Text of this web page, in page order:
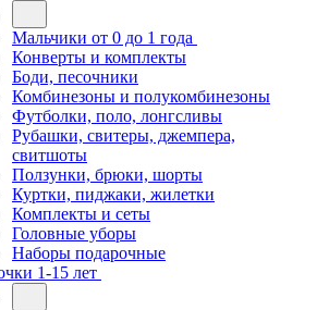
Мальчики от 0 до 1 года
Конверты и комплекты
Боди, песочники
Комбинезоны и полукомбинезоны
Футболки, поло, лонгсливы
Рубашки, свитеры, джемпера,
свитшоты
Ползунки, брюки, шорты
Куртки, пиджаки, жилетки
Комплекты и сеты
Головные уборы
Наборы подарочные
1-15 лет